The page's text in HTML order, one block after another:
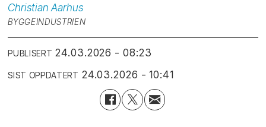
Christian Aarhus
BYGGEINDUSTRIEN
PUBLISERT 24.03.2026 - 08:23
SIST OPPDATERT 24.03.2026 - 10:41